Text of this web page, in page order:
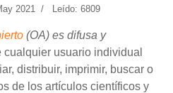
2021 Leído: 6809
(OA) es difusa y
cualquier usuario individual
distribuir, imprimir, buscar o
de los artículos científicos y